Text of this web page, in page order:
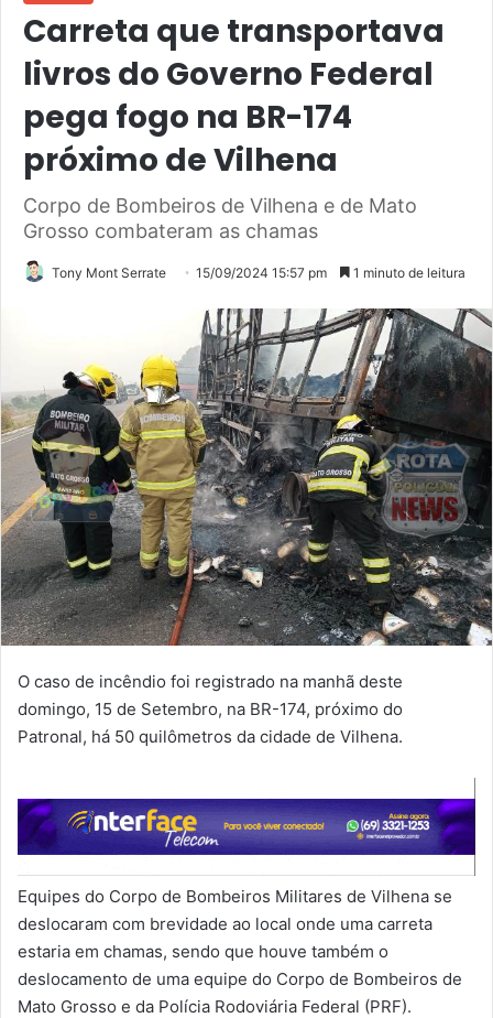
Carreta que transportava
livros do Governo Federal
pega fogo na BR-174
próximo de Vilhena
Corpo de Bombeiros de Vilhena e de Mato
Grosso combateram as chamas
Tony Mont Serrate 15/09/2024 15:57 pm 1 minuto de leitura
O caso de incêndio foi registrado na manhã deste
domingo, 15 de Setembro, na BR-174, próximo do
Patronal, há 50 quilômetros da cidade de Vilhena.
Equipes do Corpo de Bombeiros Militares de Vilhena se
deslocaram com brevidade ao local onde uma carreta
estaria em chamas, sendo que houve também o
deslocamento de uma equipe do Corpo de Bombeiros de
Mato Grosso e da Polícia Rodoviária Federal (PRF).